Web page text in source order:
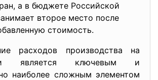
а в бюджете Российской
второе место после
стоимость.
расходов производства на
является ключевым и
наиболее сложным элементом